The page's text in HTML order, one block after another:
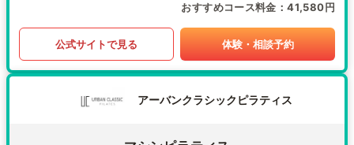
おすすめコース料金 41,580円
公式サイトで見る 体験・相談予約
アーバンクラシックピラティス